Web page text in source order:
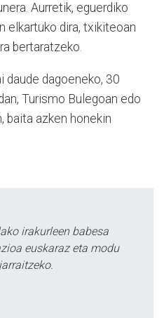
Aurretik, eguerdiko
elkartuko dira, txikiteoan
bertaratzeko.
daude dagoeneko, 30
Turismo Bulegoan edo
baita azken honekin
irakurleen babesa
euskaraz eta modu